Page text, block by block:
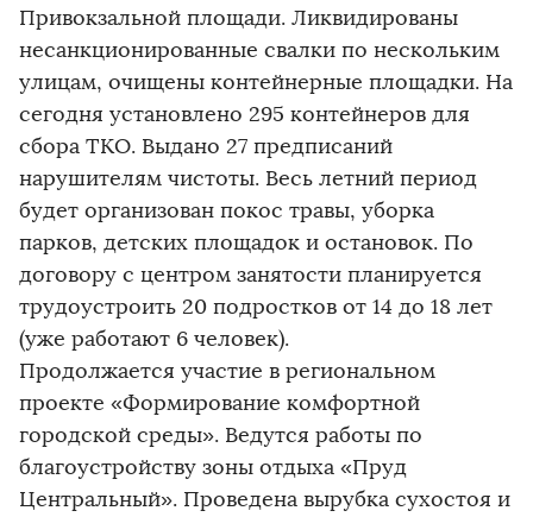
Привокзальной площади. Ликвидированы
несанкционированные свалки по нескольким
улицам, очищены контейнерные площадки. На
сегодня установлено 295 контейнеров для
сбора ТКО. Выдано 27 предписаний
нарушителям чистоты. Весь летний период
будет организован покос травы, уборка
парков, детских площадок и остановок. По
договору с центром занятости планируется
трудоустроить 20 подростков от 14 до 18 лет
(уже работают 6 человек).
Продолжается участие в региональном
проекте «Формирование комфортной
городской среды». Ведутся работы по
благоустройству зоны отдыха «Пруд
Центральный». Проведена вырубка сухостоя и